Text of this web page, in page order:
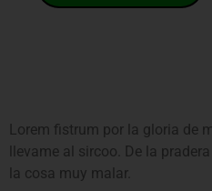
Lorem fistrum por la gloria de
llevame al sircoo. De la
la cosa muy malar.